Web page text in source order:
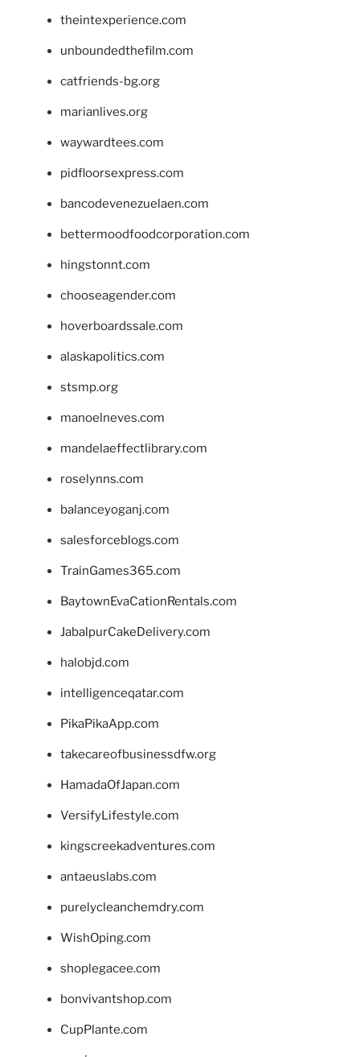
theintexperience.com
unboundedthefilm.com
catfriends-bg.org
marianlives.org
waywardtees.com
pidfloorsexpress.com
bancodevenezuelaen.com
bettermoodfoodcorporation.com
hingstonnt.com
chooseagender.com
hoverboardssale.com
alaskapolitics.com
stsmp.org
manoelneves.com
mandelaeffectlibrary.com
roselynns.com
balanceyoganj.com
salesforceblogs.com
TrainGames365.com
BaytownEvaCationRentals.com
JabalpurCakeDelivery.com
halobjd.com
intelligenceqatar.com
PikaPikaApp.com
takecareofbusinessdfw.org
HamadaOfJapan.com
VersifyLifestyle.com
kingscreekadventures.com
antaeuslabs.com
purelycleanchemdry.com
WishOping.com
shoplegacee.com
bonvivantshop.com
CupPlante.com